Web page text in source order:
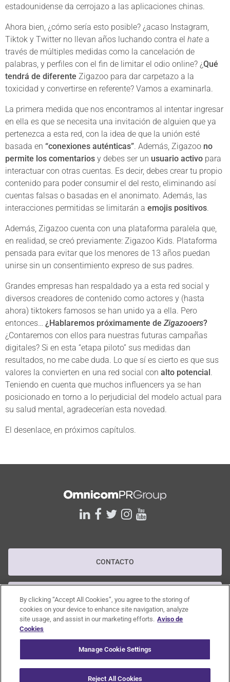
estadounidense da cerrojazo a las aplicaciones chinas.
Ahora bien, ¿cómo sería esto posible? ¿acaso Instagram,
Tiktok y Twitter no llevan años luchando contra el hate a
través de múltiples medidas como la cancelación de
palabras, y perfiles con el fin de limitar el odio online? ¿Qué
tendrá de diferente Zigazoo para dar carpetazo a la
toxicidad y convertirse en referente? Vamos a examinarla.
La primera medida que nos encontramos al intentar ingresar
en ella es que se necesita una invitación de alguien que ya
pertenezca a esta red, con la idea de que la unión esté
basada en “conexiones auténticas”. Además, Zigazoo no
permite los comentarios y debes ser un usuario activo para
interactuar con otras cuentas. Es decir, debes crear tu propio
contenido para poder consumir el del resto, eliminando así
cuentas falsas o basadas en el anonimato. Además, las
interacciones permitidas se limitarán a emojis positivos.
Además, Zigazoo cuenta con una plataforma paralela que,
en realidad, se creó previamente: Zigazoo Kids. Plataforma
pensada para evitar que los menores de 13 años puedan
unirse sin un consentimiento expreso de sus padres.
Grandes empresas han respaldado ya a esta red social y
diversos creadores de contenido como actores y (hasta
ahora) tiktokers famosos se han unido ya a ella. Pero
entonces… ¿Hablaremos próximamente deZigazooers?
¿Contaremos con ellos para nuestras futuras campañas
digitales? Si en esta “etapa piloto” sus medidas dan
resultados, no me cabe duda. Lo que sí es cierto es que sus
valores la convierten en una red social con alto potencial .
Teniendo en cuenta que muchos influencers ya se han
posicionado en torno a lo perjudicial del modelo actual para
su salud mental, agradecerían esta novedad.
El desenlace, en próximos capítulos.
linkedin
facebook
twitterinstagram
youtube
CONTACTO
POLÍTICA DE PRIVACIDAD
By clicking “Accept All Cookies”, you agree to the storing of
cookies on your device to enhance site navigation, analyze
site usage, and assist in our marketing efforts. Aviso de
Cookies
Manage Cookie Settings
Reject All Cookies